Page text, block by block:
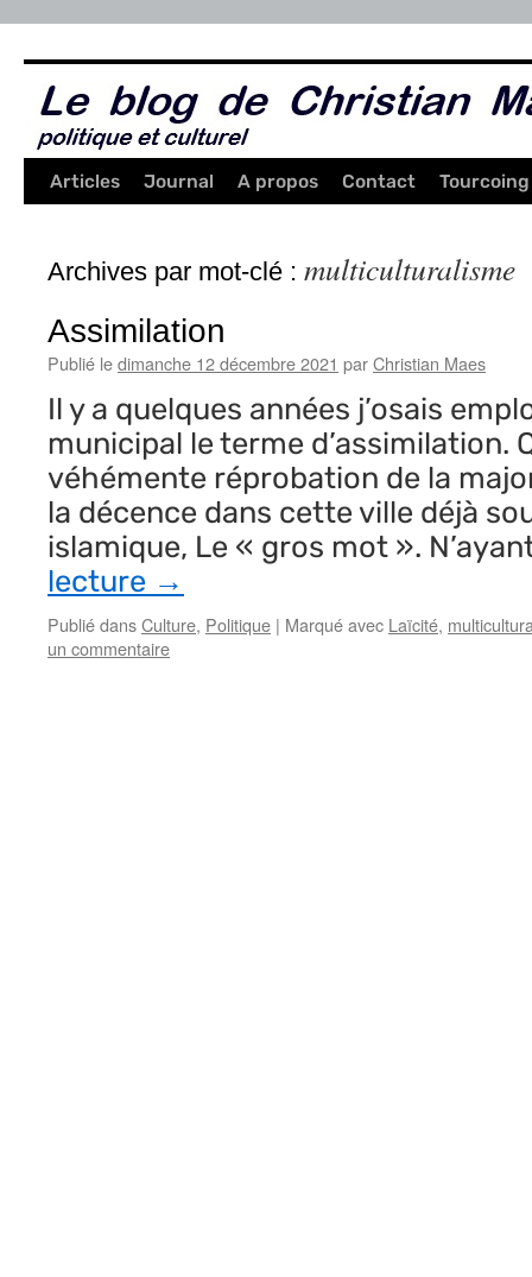
Articles Journal A propos Contact Tourcoing
Archives par mot-clé : multiculturalisme
Assimilation
Publié ledimanche 12 décembre 2021 parChristian Maes
Il y a quelques années j’osais
municipal le terme d’assimilation.
véhémente réprobation de la
la décence dans cette ville déjà
islamique, Le « gros mot ».
lecture →
Publié dansCulture, Politique | Marqué avec Laïcité,
un commentaire